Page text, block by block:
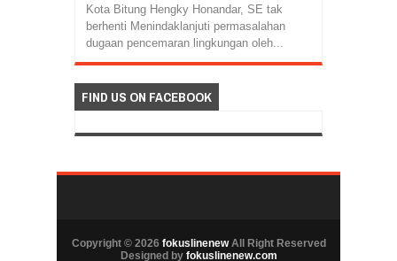
Kota Bitung Hengky Honandar, SE tak
berhenti Menindaklanjuti permasalahan
dugaan pencemaran lingkungan oleh...
FIND US ON FACEBOOK
Copyright © 2026 fokuslinenewAll Right Reserved
Designed by fokuslinenew.com